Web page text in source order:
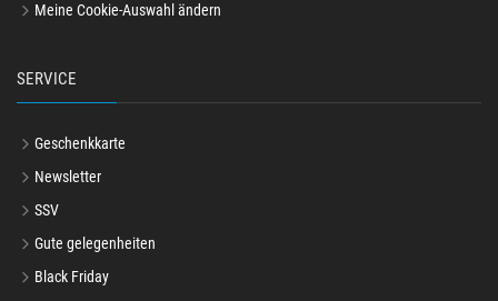
Meine Cookie-Auswahl ändern
SERVICE
Geschenkkarte
Newsletter
SSV
Gute gelegenheiten
Black Friday